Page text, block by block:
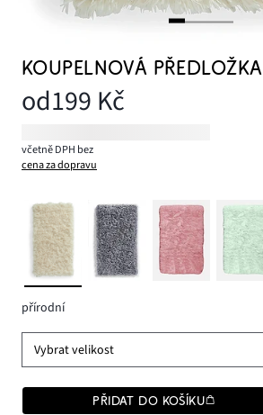
KOUPELNOVÁ PŘEDLOŽKA
od199 Kč
včetně DPH bez
cena za dopravu
přírodní
Vybrat velikost
PŘIDAT DO KOŠÍKU